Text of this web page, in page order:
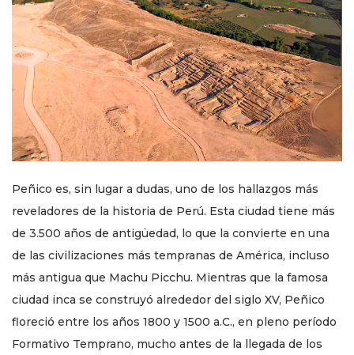
Peñico es, sin lugar a dudas, uno de los hallazgos más
reveladores de la historia de Perú. Esta ciudad tiene más
de 3.500 años de antigüedad, lo que la convierte en una
de las civilizaciones más tempranas de América, incluso
más antigua que Machu Picchu. Mientras que la famosa
ciudad inca se construyó alrededor del siglo XV, Peñico
floreció entre los años 1800 y 1500 a.C., en pleno período
Formativo Temprano, mucho antes de la llegada de los